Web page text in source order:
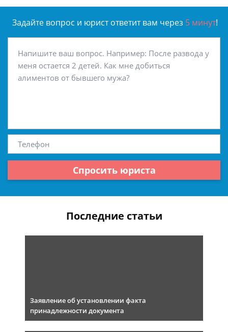
Задайте вопрос и юрист ответит вам через 5 минут!
Спросить юриста
Последние статьи
Заявление об установлении факта
принадлежности документа